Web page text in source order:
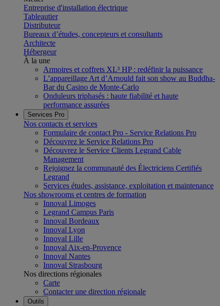
Entreprise d'installation électrique
Tableautier
Distributeur
Bureaux d’études, concepteurs et consultants
Architecte
Hébergeur
À la une
Armoires et coffrets XL³ HP : redéfinir la puissance
L’appareillage Art d’Arnould fait son show au Buddha-
Bar du Casino de Monte-Carlo
Onduleurs triphasés : haute fiabilité et haute
performance assurées
Services Pro
Nos contacts et services
Formulaire de contact Pro - Service Relations Pro
Découvrez le Service Relations Pro
Découvrez le Service Clients Legrand Cable
Management
Rejoignez la communauté des Électriciens Certifiés
Legrand
Services études, assistance, exploitation et maintenance
Nos showrooms et centres de formation
Innoval Limoges
Legrand Campus Paris
Innoval Bordeaux
Innoval Lyon
Innoval Lille
Innoval Aix-en-Provence
Innoval Nantes
Innoval Strasbourg
Nos directions régionales
Carte
Contacter une direction régionale
Outils